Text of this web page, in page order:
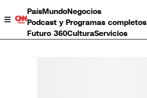
PaísMundoNegocios
Podcast y Programas completos
Futuro 360CulturaServicios